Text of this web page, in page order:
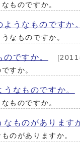
ものですか。
うなものですか。
なものですか。
ですか。
[2011
すか。
なものですか。
ものですか。
ものがあります
のがありますか。